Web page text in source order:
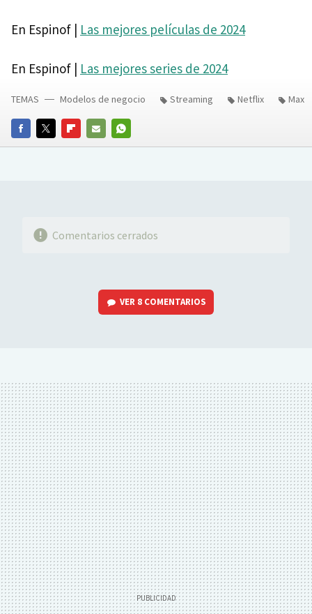
En Espinof | Las mejores películas de 2024
En Espinof | Las mejores series de 2024
FACEBOOKTWITTERFLIPBOARD
E-
WHATSAPP
TEMAS Modelos de negocio Streaming Netflix Max
Comentarios cerrados
VER 8 COMENTARIOS